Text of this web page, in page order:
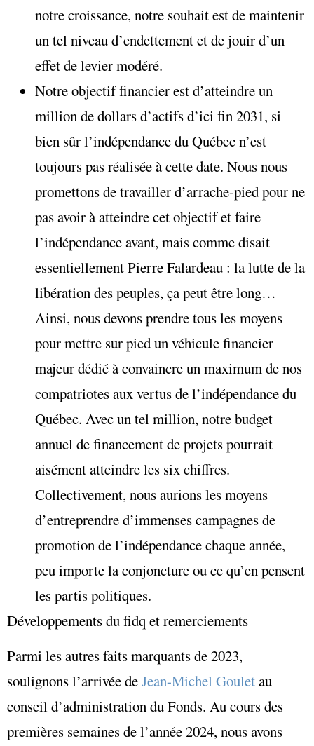
notre croissance, notre souhait est de maintenir
un tel niveau d’endettement et de jouir d’un
effet de levier modéré.
Notre objectif financier est d’atteindre un
million de dollars d’actifs d’ici fin 2031, si
bien sûr l’indépendance du Québec n’est
toujours pas réalisée à cette date. Nous nous
promettons de travailler d’arrache-pied pour ne
pas avoir à atteindre cet objectif et faire
l’indépendance avant, mais comme disait
essentiellement Pierre Falardeau : la lutte de la
libération des peuples, ça peut être long…
Ainsi, nous devons prendre tous les moyens
pour mettre sur pied un véhicule financier
majeur dédié à convaincre un maximum de nos
compatriotes aux vertus de l’indépendance du
Québec. Avec un tel million, notre budget
annuel de financement de projets pourrait
aisément atteindre les six chiffres.
Collectivement, nous aurions les moyens
d’entreprendre d’immenses campagnes de
promotion de l’indépendance chaque année,
peu importe la conjoncture ou ce qu’en pensent
les partis politiques.
Développements du fidq et remerciements
Parmi les autres faits marquants de 2023,
soulignons l’arrivée deJean-Michel Gouletau
conseil d’administration du Fonds. Au cours des
premières semaines de l’année 2024, nous avons